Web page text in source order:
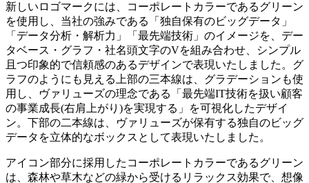
新しいロゴマークには、コーポレートカラーであるグリーン
を使用し、当社の強みである「独自保有のビッグデータ」
「データ分析・解析力」「最先端技術」のイメージを、デー
タベース・グラフ・社名頭文字のVを組み合わせ、シンプル
且つ印象的で信頼感のあるデザインで表現いたしました。グ
ラフのようにも見える上部の三本線は、グラデーションも使
用し、ヴァリューズの理念である「最先端IT技術を扱い顧客
の事業成長(右肩上がり)を実現する」を可視化したデザイ
ン。下部の二本線は、ヴァリューズが保有する独自のビッグ
データを立体的なボックスとして表現いたしました。
アイコン部分に採用したコーポレートカラーであるグリーン
は、森林や草木などの緑から受けるリラックス効果で、想像